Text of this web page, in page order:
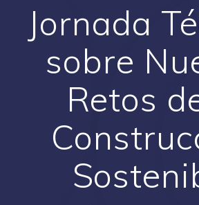
Jornada
sobre
Retos